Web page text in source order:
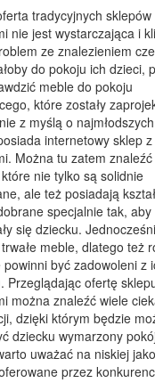
BIZNES ONLINE
BIŻUTERIA
DLA DZIECI
MEBLE
WYPOSAŻENIE
WYPOSAŻENIE
ODZIEŻ
SPORT
ELEKTRONIKA, RTV,
ART. DLA
OGRÓD, ROŚLINY
tradycyjnych sklepów
nie jest wystarczająca i
ze znalezieniem
do pokoju ich dzieci,
meble do pokoju
które zostały
z myślą o
internetowy sklep z
Można tu zatem
nie tylko są solidnie
ale też posiadają
specjalnie tak, aby
się dziecku.
trwałe meble, dlatego też
powinni być zadowoleni z
Przeglądając ofertę
można znaleźć wiele
dzięki którym będzie
dziecku wymarzony
uważać na niskiej
przez